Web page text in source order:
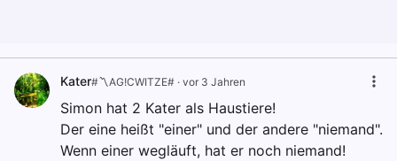
Kater#〽️AG!CWITZE# · vor 3 Jahren
Simon hat 2 Kater als Haustiere!
Der eine heißt "einer" und der andere "niemand".
Wenn einer wegläuft, hat er noch niemand!